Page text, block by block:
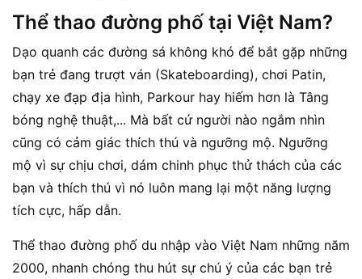
Thể thao đường phố tại Việt Nam?
Dạo quanh các đường sá không khó để bắt gặp những
bạn trẻ đang trượt ván (Skateboarding), chơi Patin,
chạy xe đạp địa hình, Parkour hay hiếm hơn là Tâng
bóng nghệ thuật,... Mà bất cứ người nào ngắm nhìn
cũng có cảm giác thích thú và ngưỡng mộ. Ngưỡng
mộ vì sự chịu chơi, dám chinh phục thử thách của các
bạn và thích thú vì nó luôn mang lại một năng lượng
tích cực, hấp dẫn.
Thể thao đường phố du nhập vào Việt Nam những năm
2000, nhanh chóng thu hút sự chú ý của các bạn trẻ